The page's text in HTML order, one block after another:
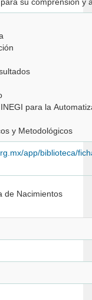
para la
y Metodológicos
app/biblioteca/
de Nacimientos